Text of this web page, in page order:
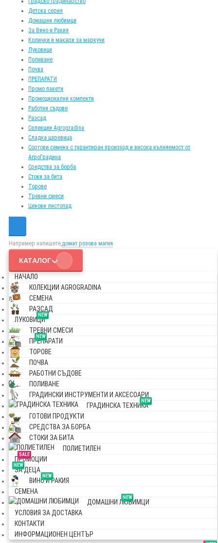
Детска серия
Домашни любимци
За Вино и Ракия
Колички и макари за маркучи
Луковици
Поливане
Почва
ПРЕПАРАТИ
Промо пакети
Промоционални компекти
Работни съдове
Разсад
Селекции Agrogradina
Сладка царевица
Сортови семена с гарантиран произход и висока кълняемост от
АгроГрадина
Средства за борба
Стоки за бита
Торове
Тревни смеси
Ценови листопад
Например напишете,домат розова магия
КАТАЛОГ
НАЧАЛО
КОЛЕКЦИИ AGROGRADINA
СЕМЕНА
РАЗСАД
NEW
ЛУКОВИЦИ
ТРЕВНИ СМЕСИ
NEW
ПРЕПАРАТИ
ТОРОВЕ
ПОЧВА
РАБОТНИ СЪДОВЕ
ПОЛИВАНЕ
ГРАДИНСКИ ИНСТРУМЕНТИ И АКСЕСОАРИ
NEW
ГРАДИНСКА ТЕХНИКА
ГОТОВИ ПРОДУКТИ
СРЕДСТВА ЗА БОРБА
СТОКИ ЗА БИТА
ПОЛИЕТИЛЕН
SALE
ПРОМОЦИИ
NEW
ЗА ДЕЦА
NEW
ВИНО И РАКИЯ
СЕМЕНА
NEW
ДОМАШНИ ЛЮБИМЦИ
УСЛОВИЯ ЗА ДОСТАВКА
КОНТАКТИ
ИНФОРМАЦИОНЕН ЦЕНТЪР